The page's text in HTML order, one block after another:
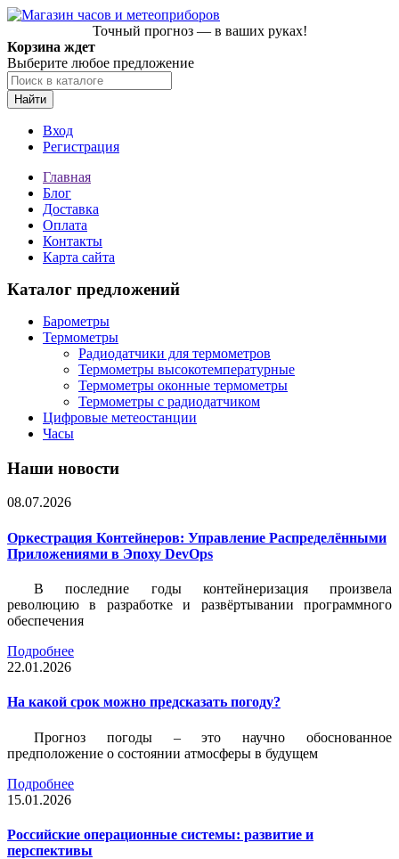
Точный прогноз — в ваших руках!
Корзина ждет
Выберите любое предложение
Найти
Вход
Регистрация
Главная
Блог
Доставка
Оплата
Контакты
Карта сайта
Каталог предложений
Барометры
Термометры
Радиодатчики для термометров
Термометры высокотемпературные
Термометры оконные термометры
Термометры с радиодатчиком
Цифровые метеостанции
Часы
Наши новости
08.07.2026
Оркестрация Контейнеров: Управление Распределёнными
Приложениями в Эпоху DevOps
В последние годы контейнеризация произвела
революцию в разработке и развёртывании программного
обеспечения
Подробнее
22.01.2026
На какой срок можно предсказать погоду?
Прогноз погоды – это научно обоснованное
предположение о состоянии атмосферы в будущем
Подробнее
15.01.2026
Российские операционные системы: развитие и
перспективы